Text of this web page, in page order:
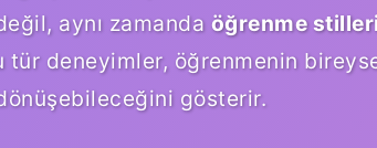
aynı zamanda öğrenme
tür deneyimler, öğrenmenin
gösterir.